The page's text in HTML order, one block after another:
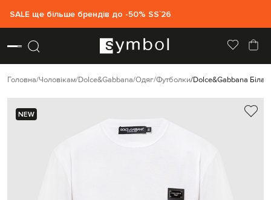
SALE ще більше брендів до -50% SS`26
Головна Чоловікам Dolce&Gabbana Одяг Футболки Dolce&Gabbana Біла
NEW